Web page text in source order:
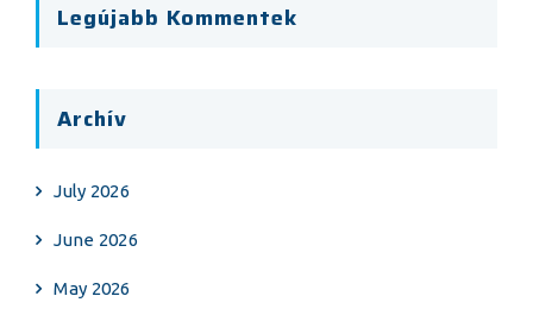
Legújabb Kommentek
Archív
July 2026
June 2026
May 2026